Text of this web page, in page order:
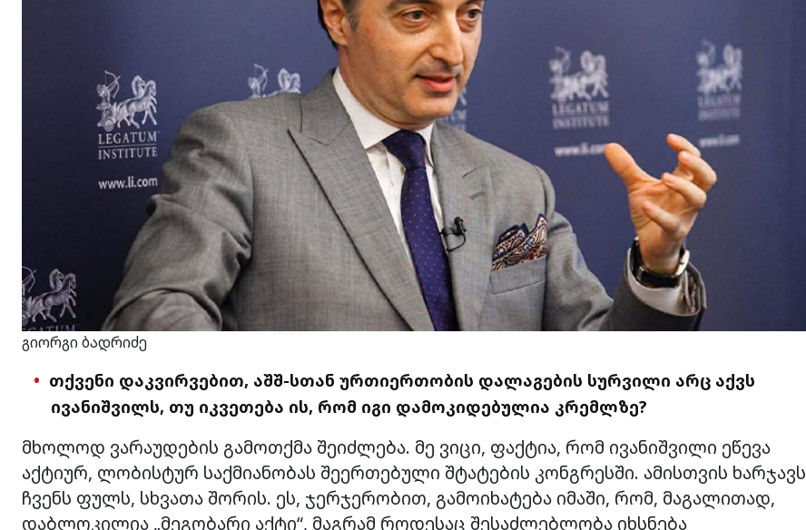
გიორგი ბადრიძე
თქვენი დაკვირვებით, აშშ-სთან ურთიერთობის დალაგების სურვილი არც აქვს
ივანიშვილს, თუ იკვეთება ის, რომ იგი დამოკიდებულია კრემლზე?
მხოლოდ ვარაუდების გამოთქმა შეიძლება. მე ვიცი, ფაქტია, რომ ივანიშვილი ეწევა
აქტიურ, ლობისტურ საქმიანობას შეერთებული შტატების კონგრესში. ამისთვის ხარჯავს
ჩვენს ფულს, სხვათა შორის. ეს, ჯერჯერობით, გამოიხატება იმაში, რომ, მაგალითად,
დაბლოკილია „მეგობარი აქტი“, მაგრამ როდესაც შესაძლებლობა იხსნება